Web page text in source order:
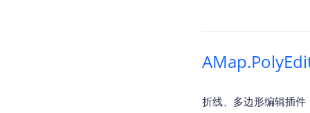
折线、多边形编辑插